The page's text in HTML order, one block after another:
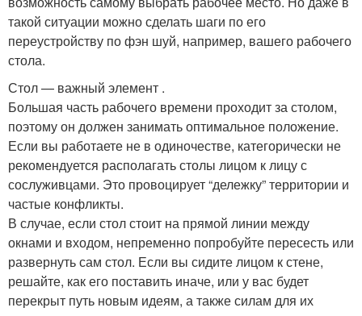
такой ситуации можно сделать шаги по его
переустройству по фэн шуй, например, вашего рабочего
стола.
Стол — важный элемент .
Большая часть рабочего времени проходит за столом,
поэтому он должен занимать оптимальное положение.
Если вы работаете не в одиночестве, категорически не
рекомендуется располагать столы лицом к лицу с
сослуживцами. Это провоцирует “дележку” территории и
частые конфликты.
В случае, если стол стоит на прямой линии между
окнами и входом, непременно попробуйте пересесть или
развернуть сам стол. Если вы сидите лицом к стене,
решайте, как его поставить иначе, или у вас будет
перекрыт путь новым идеям, а также силам для их